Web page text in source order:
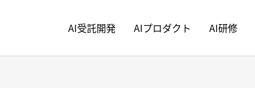
AI受託開発 AIプロダクト AI研修